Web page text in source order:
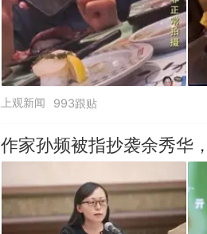
上观新闻 993跟贴
作家孙频被指抄袭余秀华